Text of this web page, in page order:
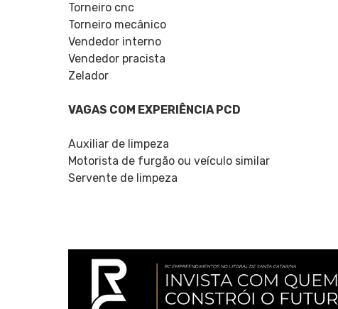
Torneiro cnc
Torneiro mecânico
Vendedor interno
Vendedor pracista
Zelador
VAGAS COM EXPERIÊNCIA PCD
Auxiliar de limpeza
Motorista de furgão ou veículo similar
Servente de limpeza